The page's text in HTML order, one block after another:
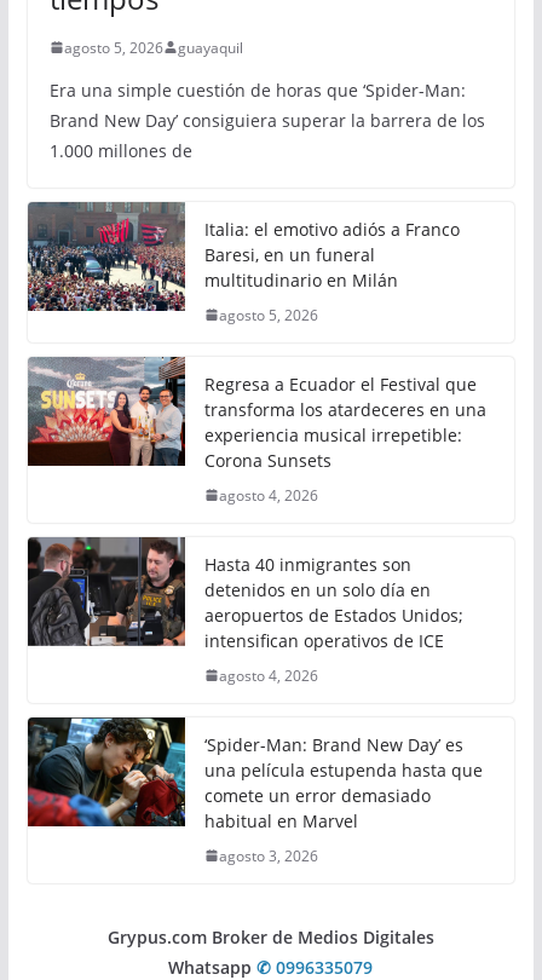
agosto 5, 2026 guayaquil
Era una simple cuestión de horas que ‘Spider-Man:
Brand New Day’ consiguiera superar la barrera de los
1.000 millones de
Italia: el emotivo adiós a Franco
Baresi, en un funeral
multitudinario en Milán
agosto 5, 2026
Regresa a Ecuador el Festival que
transforma los atardeceres en una
experiencia musical irrepetible:
Corona Sunsets
agosto 4, 2026
Hasta 40 inmigrantes son
detenidos en un solo día en
aeropuertos de Estados Unidos;
intensifican operativos de ICE
agosto 4, 2026
‘Spider-Man: Brand New Day’ es
una película estupenda hasta que
comete un error demasiado
habitual en Marvel
agosto 3, 2026
Grypus.com Broker de Medios Digitales
Whatsapp✆ 0996335079